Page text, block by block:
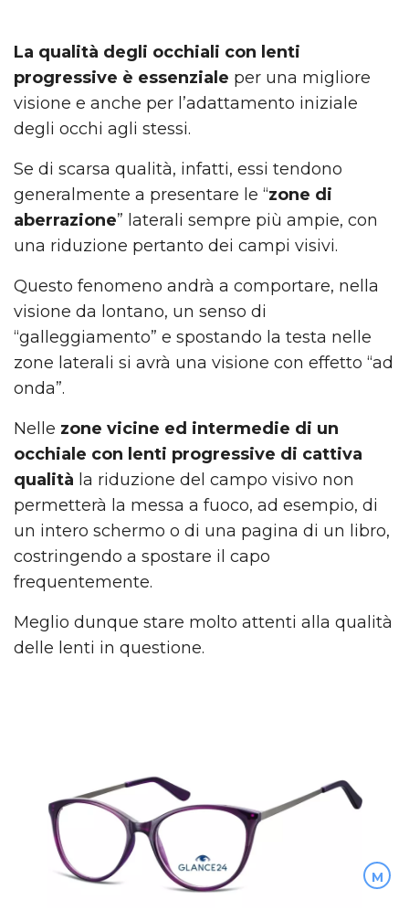
La qualità degli occhiali con lenti
progressive è essenziale per una migliore
visione e anche per l’adattamento iniziale
degli occhi agli stessi.
Se di scarsa qualità, infatti, essi tendono
generalmente a presentare le “zone di
aberrazione” laterali sempre più ampie, con
una riduzione pertanto dei campi visivi.
Questo fenomeno andrà a comportare, nella
visione da lontano, un senso di
“galleggiamento” e spostando la testa nelle
zone laterali si avrà una visione con effetto “ad
onda”.
Nelle zone vicine ed intermedie di un
occhiale con lenti progressive di cattiva
qualità la riduzione del campo visivo non
permetterà la messa a fuoco, ad esempio, di
un intero schermo o di una pagina di un libro,
costringendo a spostare il capo
frequentemente.
Meglio dunque stare molto attenti alla qualità
delle lenti in questione.
M